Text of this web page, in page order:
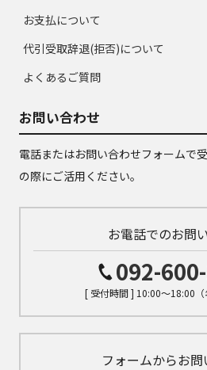
お支払について
代引受取辞退(拒否)について
よくあるご質問
お問い合わせ
電話またはお問い合わせフォームで
の際にご活用ください。
お電話でのお問
092-
[ 受付時間 ] 10:00～18:00（
フォームからお